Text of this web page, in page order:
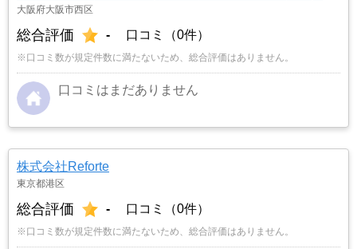
大阪府大阪市西区
総合評価 - 口コミ（0件）
※口コミ数が規定件数に満たないため、総合評価はありません。
口コミはまだありません
株式会社Reforte
東京都港区
総合評価 - 口コミ（0件）
※口コミ数が規定件数に満たないため、総合評価はありません。